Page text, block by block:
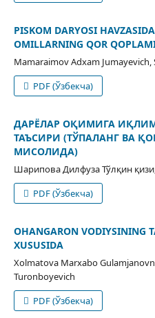
PISKOM DARYOSI
OMILLARNING QOR
Mamaraimov Adxam Jumayevich,
PDF (Ўзбекча)
ДАРЁЛАР ОҚИМИГА
ТАЪСИРИ (ТЎПАЛАНГ ВА
МИСОЛИДА)
Шарипова Дилфуза Тўлқин
PDF (Ўзбекча)
OHANGARON VODIYSINING
XUSUSIDA
Xolmatova Marxabo
Turonboyevich
PDF (Ўзбекча)